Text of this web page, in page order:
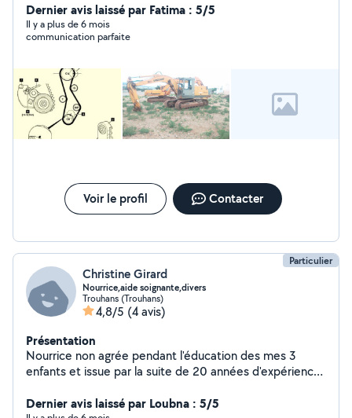
Dernier avis laissé par Fatima : 5/5
Il y a plus de 6 mois
communication parfaite
Voir le profil Contacter
Particulier
Christine Girard
Nourrice,aide soignante,divers
Trouhans (Trouhans)
4,8/5 (4 avis)
Présentation
Nourrice non agrée pendant l'éducation des mes 3
enfants et issue par la suite de 20 années d'expériences
Dijon, je suis à ce jour en retraite et peu subvenir , aider,
Dernier avis laissé par Loubna : 5/5